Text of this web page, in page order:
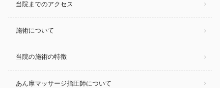
当院までのアクセス
施術について
当院の施術の特徴
あん摩マッサージ指圧師について